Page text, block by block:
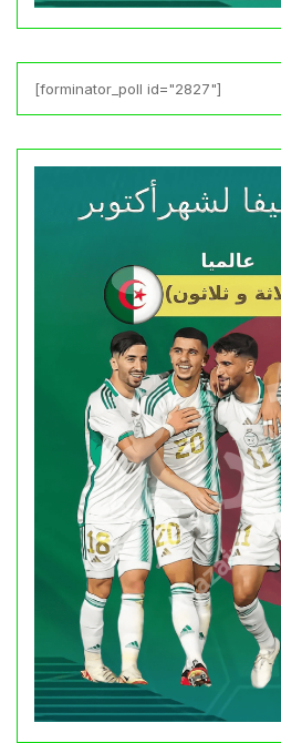
[forminator_poll id="2827"]